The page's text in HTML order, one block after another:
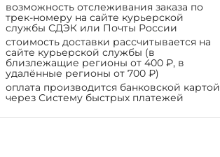
возможность отслеживания заказа по
трек-номеру на сайте курьерской
службы СДЭК или Почты России
стоимость доставки рассчитывается на
сайте курьерской службы (в
близлежащие регионы от 400 ₽, в
удалённые регионы от 700 ₽)
оплата производится банковской картой
через Систему быстрых платежей